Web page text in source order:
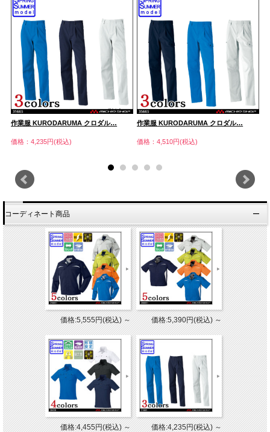
作業服 KURODARUMA クロダル…
価格：4,235円(税込)
作業服 KURODARUMA クロダル…
価格：4,510円(税込)
コーディネート商品
価格:5,555円(税込)～ 価格:5,390円(税込)～
価格:4,455円(税込)～ 価格:4,235円(税込)～